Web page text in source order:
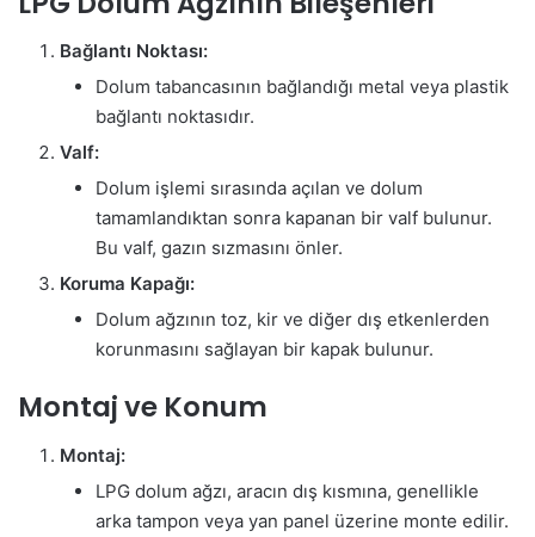
Bağlantı Noktası:
Dolum tabancasının bağlandığı metal veya plastik
bağlantı noktasıdır.
Valf:
Dolum işlemi sırasında açılan ve dolum
tamamlandıktan sonra kapanan bir valf bulunur.
Bu valf, gazın sızmasını önler.
Koruma Kapağı:
Dolum ağzının toz, kir ve diğer dış etkenlerden
korunmasını sağlayan bir kapak bulunur.
Montaj ve Konum
Montaj:
LPG dolum ağzı, aracın dış kısmına, genellikle
arka tampon veya yan panel üzerine monte edilir.